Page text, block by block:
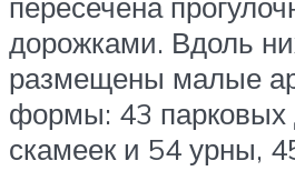
дорожками. Вдоль
размещены малые
формы: 43 парковых
скамеек и 54 урны,